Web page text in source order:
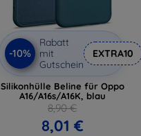
-10%
Rabatt
mit
Gutschein
EXTRA10
Silikonhülle Beline für Oppo
A16/A16s/A16K, blau
8,90 €
8,01 €